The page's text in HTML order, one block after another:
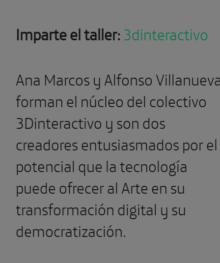
Imparte el taller:3dinteractivo
Ana Marcos y Alfonso
forman el núcleo del colectivo
3Dinteractivo y son dos
creadores entusiasmados por el
potencial que la tecnología
puede ofrecer al Arte en su
transformación digital y su
democratización.